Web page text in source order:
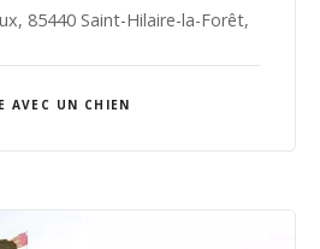
85440 Saint-Hilaire-la-Forêt,
AVEC UN CHIEN